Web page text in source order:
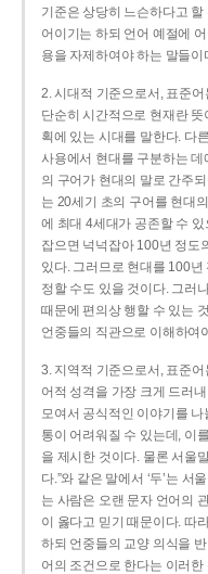
기준은 상당히 느슨하다고
어이기는 하되 언어 예절에
용을 자제하여야 하는 말들이
2. 시대적 기준으로서, 표준어
단순히 시간적으로 현재란
획에 있는 시대를 말한다. 다
사용에서 현대를 구분하는
의 구어가 현대의 말로 간주
는 20세기 초의 구어를 현대
에 최대 4세대가 공존할 수
잡으면 넉넉잡아 100년 정도
있다. 그러므로 현대를 100
정할 수도 있을 것이다. 그러
때문에 편의상 행할 수 있는
언중들의 직관으로 이해하여
3. 지역적 기준으로서, 표준
어적 성격을 가장 크게 드러
모여서 공식적인 이야기를
통이 어려워질 수 있는데, 이
을 제시한 것이다. 물론 서울
다.”와 같은 말에서 ‘두’는 서
는 사람은 오랜 문자 언어의
이 옳다고 믿기 때문이다. 따
하되 언중들의 교양 의식을
어의 조건으로 한다는 이러